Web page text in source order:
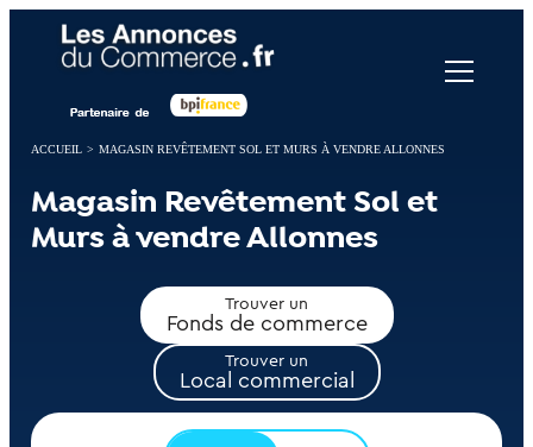
ACCUEIL > MAGASIN REVÊTEMENT SOL ET MURS À VENDRE ALLONNES
Magasin Revêtement Sol et
Murs à vendre Allonnes
Trouver un
Fonds de commerce
Trouver un
Local commercial
Panneau de gestion des cookies